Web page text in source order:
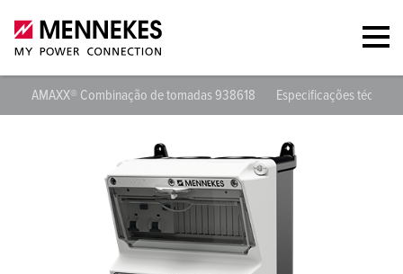
AMAXX® Combinação de tomadas 938618 Especificações técnicas